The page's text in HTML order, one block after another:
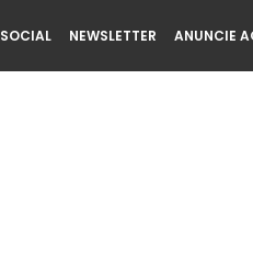
SOCIAL NEWSLETTER ANUNCIE